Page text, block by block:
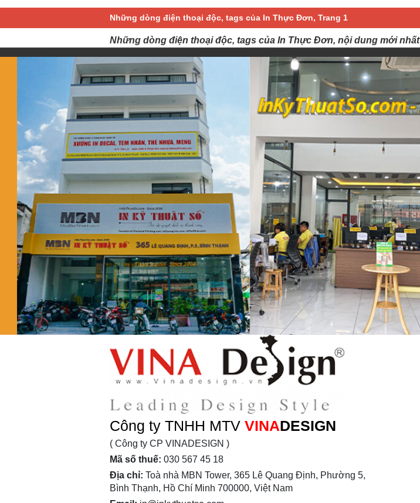
Những dòng điện thoại độc, tags của In Thực Đơn, Trang 1
Những dòng điện thoại độc, tags của In Thực Đơn, nội dung mới
Công ty TNHH MTV VINADESIGN
( Công ty CP VINADESIGN )
Mã số thuế: 030 567 45 18
Địa chỉ: Toà nhà MBN Tower, 365 Lê Quang Định, Phường 5,
Bình Thạnh, Hồ Chí Minh 700000, Việt Nam